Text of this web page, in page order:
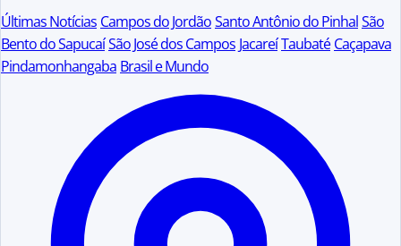
Últimas Notícias Campos do JordãoSanto Antônio do PinhalSão
Bento do SapucaíSão José dos Campos JacareíTaubaté Caçapava
Pindamonhangaba Brasil e Mundo